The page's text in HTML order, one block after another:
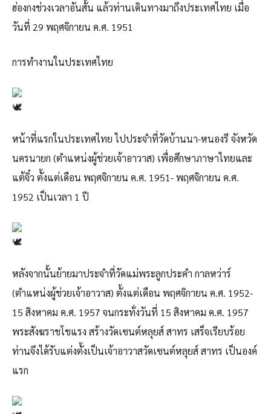
ฮ่องกงช่วงเวลาอันสั้น แล้วท่านเดินทางมาถึงประเทศไทย เมื่อ
วันที่ 29 พฤศจิกายน ค.ศ. 1951
การทำงานในประเทศไทย
หน้าที่แรกในประเทศไทย ไปประจำที่วัดบ้านนา-หนองรี จังหวัด
นครนายก (ตำแหน่งผู้ช่วยเจ้าอาวาส) เพื่อศึกษาภาษาไทยและ
แต้จิ๋ว ตั้งแต่เดือน พฤศจิกายน ค.ศ. 1951- พฤศจิกายน ค.ศ.
1952 เป็นเวลา 1 ปี
หลังจากนั้นย้ายมาประจำที่วัดแม่พระลูกประคำ กาลหว่าร์
(ตำแหน่งผู้ช่วยเจ้าอาวาส) ตั้งแต่เดือน พฤศจิกายน ค.ศ. 1952-
15 สิงหาคม ค.ศ. 1957 จนกระทั่งวันที่ 15 สิงหาคม ค.ศ. 1957
พระสังฆราชโชแรง สร้างวัดเซนต์หลุยส์ สาทร เสร็จเรียบร้อย
ท่านจึงได้รับแต่งตั้งเป็นเจ้าอาวาสวัดเซนต์หลุยส์ สาทร เป็นองค์
แรก